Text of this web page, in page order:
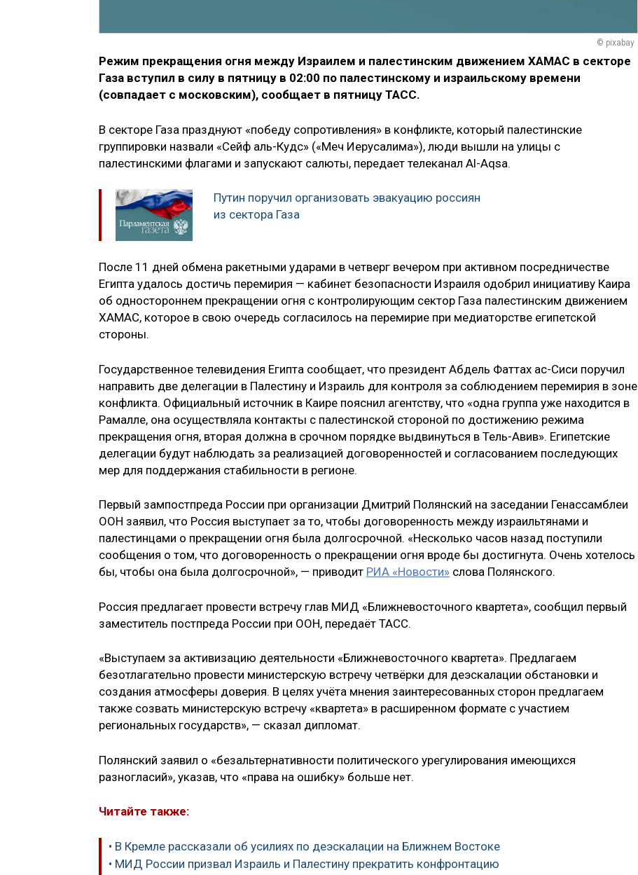
© pixabay
Режим прекращения огня между Израилем и палестинским движением ХАМАС в секторе
Газа вступил в силу в пятницу в 02:00 по палестинскому и израильскому времени
(совпадает с московским), сообщает в пятницу ТАСС.
В секторе Газа празднуют «победу сопротивления» в конфликте, который палестинские
группировки назвали «Сейф аль-Кудс» («Меч Иерусалима»), люди вышли на улицы с
палестинскими флагами и запускают салюты, передает телеканал Al-Aqsa.
Путин поручил организовать эвакуацию россиян
из сектора Газа
После 11 дней обмена ракетными ударами в четверг вечером при активном посредничестве
Египта удалось достичь перемирия — кабинет безопасности Израиля одобрил инициативу Каира
об одностороннем прекращении огня с контролирующим сектор Газа палестинским движением
ХАМАС, которое в свою очередь согласилось на перемирие при медиаторстве египетской
стороны.
Государственное телевидения Египта сообщает, что президент Абдель Фаттах ас-Сиси поручил
направить две делегации в Палестину и Израиль для контроля за соблюдением перемирия в зоне
конфликта. Официальный источник в Каире пояснил агентству, что «одна группа уже находится в
Рамалле, она осуществляла контакты с палестинской стороной по достижению режима
прекращения огня, вторая должна в срочном порядке выдвинуться в Тель-Авив». Египетские
делегации будут наблюдать за реализацией договоренностей и согласованием последующих
мер для поддержания стабильности в регионе.
Первый зампостпреда России при организации Дмитрий Полянский на заседании Генассамблеи
ООН заявил, что Россия выступает за то, чтобы договоренность между израильтянами и
палестинцами о прекращении огня была долгосрочной. «Несколько часов назад поступили
сообщения о том, что договоренность о прекращении огня вроде бы достигнута. Очень хотелось
бы, чтобы она была долгосрочной», — приводит РИА «Новости» слова Полянского.
Россия предлагает провести встречу глав МИД «Ближневосточного квартета», сообщил первый
заместитель постпреда России при ООН, передаёт ТАСС.
«Выступаем за активизацию деятельности «Ближневосточного квартета». Предлагаем
безотлагательно провести министерскую встречу четвёрки для деэскалации обстановки и
создания атмосферы доверия. В целях учёта мнения заинтересованных сторон предлагаем
также созвать министерскую встречу «квартета» в расширенном формате с участием
региональных государств», — сказал дипломат.
Полянский заявил о «безальтернативности политического урегулирования имеющихся
разногласий», указав, что «права на ошибку» больше нет.
Читайте также:
• В Кремле рассказали об усилиях по деэскалации на Ближнем Востоке
• МИД России призвал Израиль и Палестину прекратить конфронтацию